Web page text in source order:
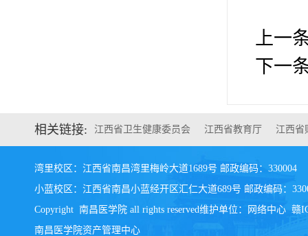
上一
下一
相关链接: 江西省卫生健康委员会 江西省教育厅 江西省
湾里校区：江西省南昌湾里梅岭大道1689号 邮政编码：330004
小蓝校区：江西省南昌小蓝经开区汇仁大道689号 邮政编码：
Copyright 南昌医学院 all rights reserved维护单位：网络中心 赣
南昌医学院资产管理中心